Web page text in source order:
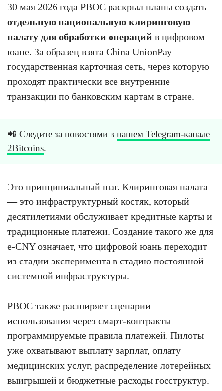
30 мая 2026 года PBOC раскрыл планы создать
отдельную национальную клиринговую
палату для обработки операций в цифровом
юане. За образец взята China UnionPay —
государственная карточная сеть, через которую
проходят практически все внутренние
транзакции по банковским картам в стране.
📲 Следите за новостями в нашем Telegram-канале
2Bitcoins.
Это принципиальный шаг. Клиринговая палата
— это инфраструктурный костяк, который
десятилетиями обслуживает кредитные карты и
традиционные платежи. Создание такого же для
e-CNY означает, что цифровой юань переходит
из стадии эксперимента в стадию постоянной
системной инфраструктуры.
PBOC также расширяет сценарии
использования через смарт-контракты —
программируемые правила платежей. Пилоты
уже охватывают выплату зарплат, оплату
медицинских услуг, распределение лотерейных
выигрышей и бюджетные расходы госструктур.